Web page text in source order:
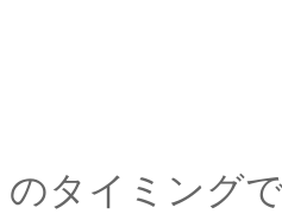
剣心はや
のタイミング